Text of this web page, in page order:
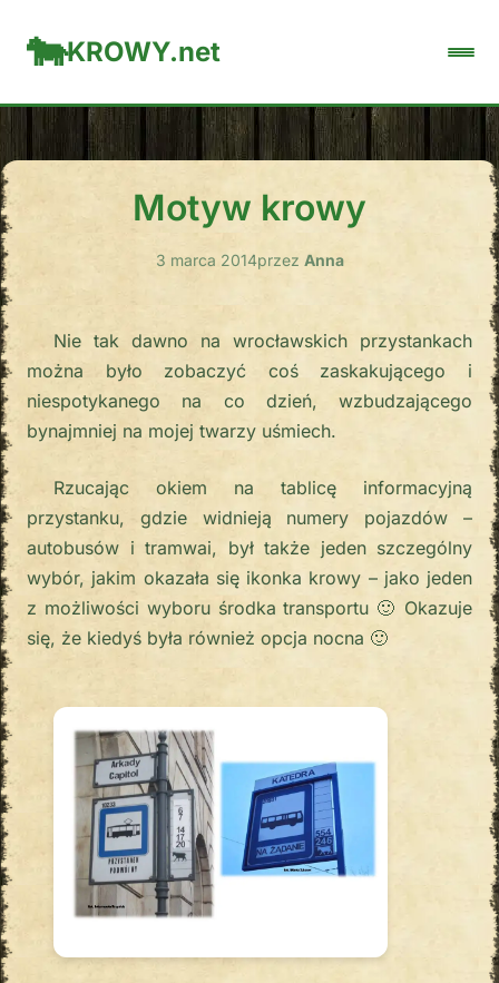
KROWY.net
Motyw krowy
3 marca 2014przez Anna
Nie tak dawno na wrocławskich przystankach
można było zobaczyć coś zaskakującego i
niespotykanego na co dzień, wzbudzającego
bynajmniej na mojej twarzy uśmiech.
Rzucając okiem na tablicę informacyjną
przystanku, gdzie widnieją numery pojazdów –
autobusów i tramwai, był także jeden szczególny
wybór, jakim okazała się ikonka krowy – jako jeden
z możliwości wyboru środka transportu 🙂 Okazuje
się, że kiedyś była również opcja nocna 🙂